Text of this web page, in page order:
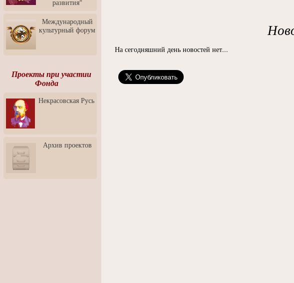
Зураба Церетели
Пресс-конференция к
открытию выставки Зураба
Церетели
Фестиваль уличной
Отчётный концерт детского
театра танца "Задоринка"
Профессионалов - Эпизод
3: Обусловленности
человека и их влияние на
карьеру
скульптором Дмитрием
Тугариновым
АртБульвар в День города
развития"
Международный
культурный форум
Проекты при участии
Фонда
Некрасовская Русь
Архив проектов
На сегодняшний день новостей нет...